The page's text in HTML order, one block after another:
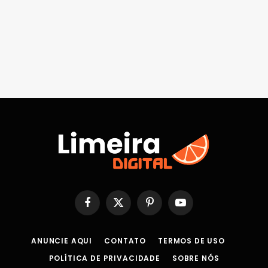
Facebook
X
(Twitter)
PinterestYouTube
ANUNCIE AQUI CONTATO
TERMOS DE USO
POLÍTICA DE PRIVACIDADE
SOBRE NÓS